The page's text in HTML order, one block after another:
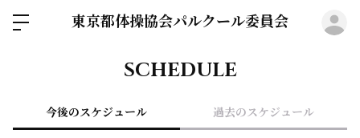
東京都体操協会パルクール委員会
SCHEDULE
今後のスケジュール 過去のスケジュール